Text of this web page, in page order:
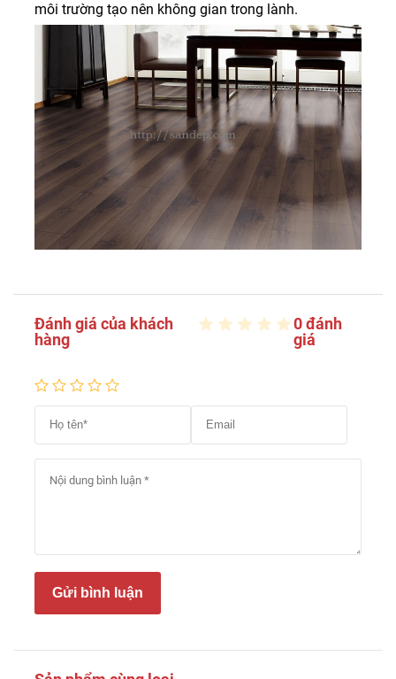
môi trường tạo nên không gian trong lành.
Đánh giá của khách
hàng
0 đánh
giá
Gửi bình luận